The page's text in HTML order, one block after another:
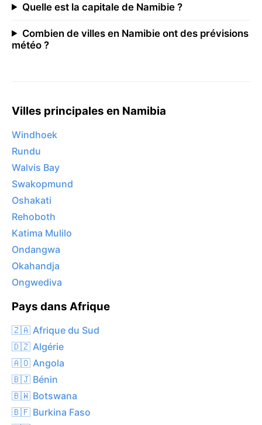
Quelle est la capitale de Namibie ?
Combien de villes en Namibie ont des prévisions
météo ?
Villes principales en Namibia
Windhoek
Rundu
Walvis Bay
Swakopmund
Oshakati
Rehoboth
Katima Mulilo
Ondangwa
Okahandja
Ongwediva
Pays dans Afrique
🇿🇦 Afrique du Sud
🇩🇿 Algérie
🇦🇴 Angola
🇧🇯 Bénin
🇧🇼 Botswana
🇧🇫 Burkina Faso